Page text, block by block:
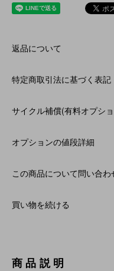
返品について
特定商取引法に基づく表記
サイクル補償(有料オプシ
オプションの値段詳細
この商品について問い合わ
買い物を続ける
商品説明